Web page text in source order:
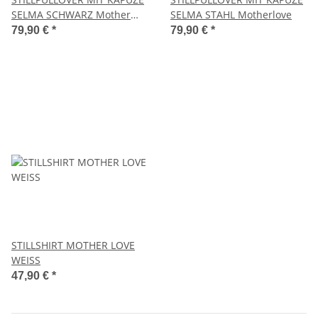
SELMA SCHWARZ Mother
Love
79,90 € *
SELMA STAHL Motherlove
79,90 € *
STILLSHIRT MOTHER LOVE
WEISS
47,90 € *